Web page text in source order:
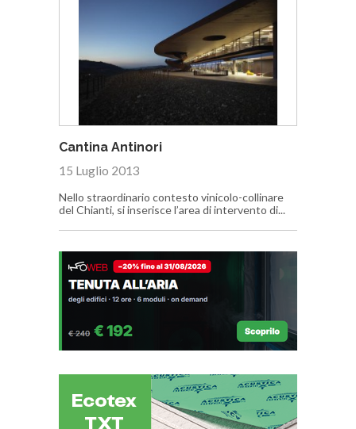
Cantina Antinori
15 Luglio 2013
Nello straordinario contesto vinicolo-collinare
del Chianti, si inserisce l’area di intervento di...